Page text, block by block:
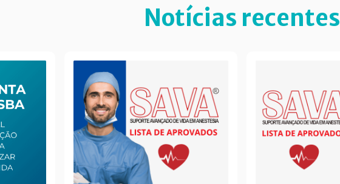
Notícias recentes